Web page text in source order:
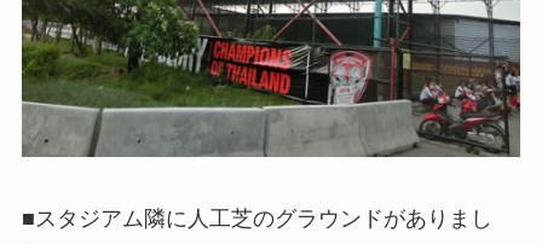
■スタジアム隣に人工芝のグラウンドがありまし